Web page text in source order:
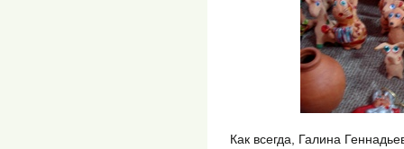
Как всегда, Галина